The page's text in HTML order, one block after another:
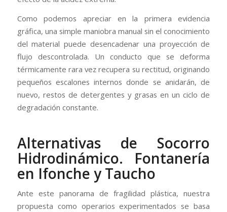
Como podemos apreciar en la primera evidencia
gráfica, una simple maniobra manual sin el conocimiento
del material puede desencadenar una proyección de
flujo descontrolada. Un conducto que se deforma
térmicamente rara vez recupera su rectitud, originando
pequeños escalones internos donde se anidarán, de
nuevo, restos de detergentes y grasas en un ciclo de
degradación constante.
Alternativas de Socorro
Hidrodinámico. Fontanería
en Ifonche y Taucho
Ante este panorama de fragilidad plástica, nuestra
propuesta como operarios experimentados se basa